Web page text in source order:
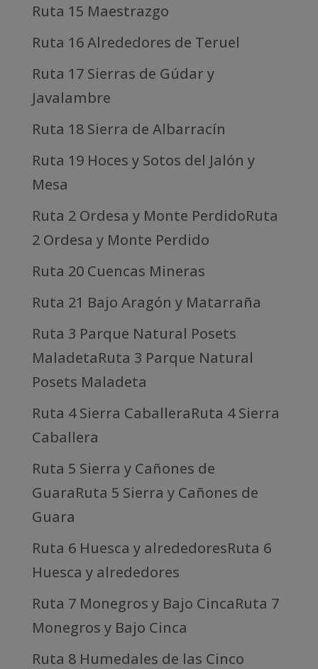
Ruta 15 Maestrazgo
Ruta 16 Alrededores de Teruel
Ruta 17 Sierras de Gúdar y
Javalambre
Ruta 18 Sierra de Albarracín
Ruta 19 Hoces y Sotos del Jalón y
Mesa
Ruta 2 Ordesa y Monte PerdidoRuta
2 Ordesa y Monte Perdido
Ruta 20 Cuencas Mineras
Ruta 21 Bajo Aragón y Matarraña
Ruta 3 Parque Natural Posets
MaladetaRuta 3 Parque Natural
Posets Maladeta
Ruta 4 Sierra CaballeraRuta 4 Sierra
Caballera
Ruta 5 Sierra y Cañones de
GuaraRuta 5 Sierra y Cañones de
Guara
Ruta 6 Huesca y alrededoresRuta 6
Huesca y alrededores
Ruta 7 Monegros y Bajo CincaRuta 7
Monegros y Bajo Cinca
Ruta 8 Humedales de las Cinco